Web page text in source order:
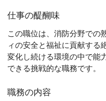
仕事の醍醐味
この職位は、消防分野での
ィの安全と福祉に貢献する
変化し続ける環境の中で能
できる挑戦的な職務です。
職務の内容